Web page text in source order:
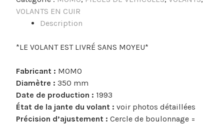
VOLANTS EN CUIR
Description
*LE VOLANT EST LIVRÉ SANS MOYEU*
Fabricant : MOMO
Diamètre : 350 mm
Date de production : 1993
État de la jante du volant : voir photos détaillées
Précision d’ajustement : Cercle de boulonnage =